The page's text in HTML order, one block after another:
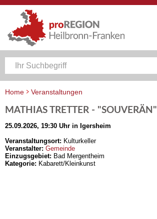
Home
Veranstaltungen
MATHIAS TRETTER - "SOUVERÄN"
25.09.2026, 19:30 Uhr in Igersheim
Veranstaltungsort: Kulturkeller
Veranstalter: Gemeinde
Einzugsgebiet: Bad Mergentheim
Kategorie: Kabarett/Kleinkunst